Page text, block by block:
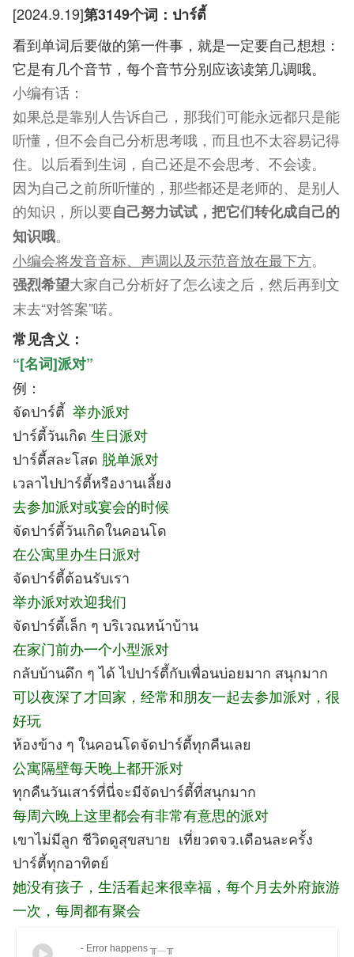
[2024.9.19]第3149个词：ปาร์ตี้
看到单词后要做的第一件事，就是一定要自己想想：
它是有几个音节，每个音节分别应该读第几调哦。
小编有话：
如果总是靠别人告诉自己，那我们可能永远都只是能
听懂，但不会自己分析思考哦，而且也不太容易记得
住。 以后看到生词，自己还是不会思考、不会读。
因为自己之前所听懂的，那些都还是老师的、是别人
的知识，所以要自己努力试试，把它们转化成自己的
知识哦。
小编会将发音音标、声调以及示范音放在最下方。
强烈希望大家自己分析好了怎么读之后，然后再到文
末去“对答案”喏。
常见含义：
“[名词]派对”
例：
จัดปาร์ตี้ 举办派对
ปาร์ตี้วันเกิด 生日派对
ปาร์ตี้สละโสด 脱单派对
เวลาไปปาร์ตี้หรืองานเลี้ยง
去参加派对或宴会的时候
จัดปาร์ตี้วันเกิดในคอนโด
在公寓里办生日派对
จัดปาร์ตี้ต้อนรับเรา
举办派对欢迎我们
จัดปาร์ตี้เล็ก ๆ บริเวณหน้าบ้าน
在家门前办一个小型派对
กลับบ้านดึก ๆ ได้ ไปปาร์ตี้กับเพื่อนบ่อยมาก สนุกมาก
可以夜深了才回家，经常和朋友一起去参加派对，很
好玩
ห้องข้าง ๆ ในคอนโดจัดปาร์ตี้ทุกคืนเลย
公寓隔壁每天晚上都开派对
ทุกคืนวันเสาร์ที่นี่จะมีจัดปาร์ตี้ที่สนุกมาก
每周六晚上这里都会有非常有意思的派对
เขาไม่มีลูก ชีวิตดูสุขสบาย เที่ยวตจว.เดือนละครั้ง
ปาร์ตี้ทุกอาทิตย์
她没有孩子，生活看起来很幸福，每个月去外府旅游
一次，每周都有聚会
- Error happens ╥﹏╥